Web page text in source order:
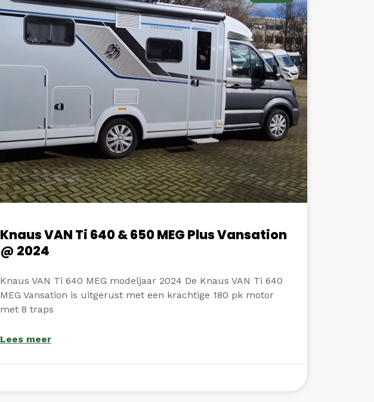
Knaus VAN Ti 640 & 650 MEG Plus Vansation
@ 2024
Knaus VAN Ti 640 MEG modeljaar 2024 De Knaus VAN Ti 640
MEG Vansation is uitgerust met een krachtige 180 pk motor
met 8 traps
Lees meer